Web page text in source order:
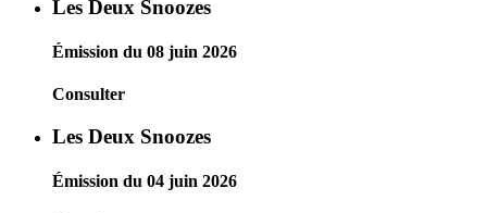
Les Deux Snoozes
Émission du 08 juin 2026
Consulter
Les Deux Snoozes
Émission du 04 juin 2026